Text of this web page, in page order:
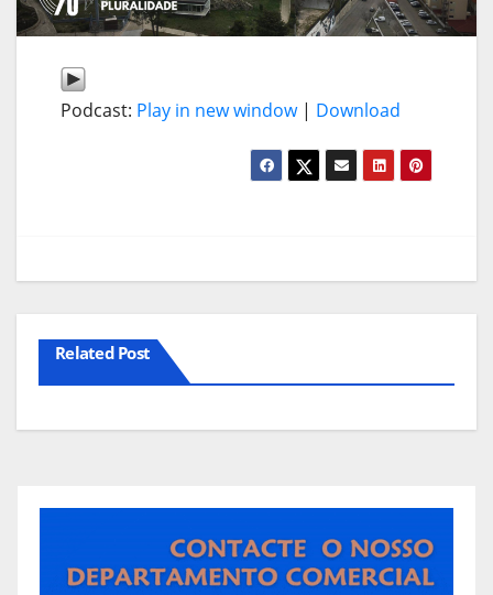
Podcast: Play in new window| Download
Related Post